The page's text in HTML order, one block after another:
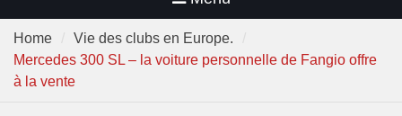
Home
Vie des clubs en Europe.
Mercedes 300 SL – la voiture personnelle de Fangio offre
à la vente